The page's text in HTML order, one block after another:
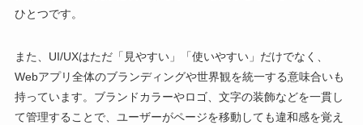
ひとつです。
また、UI/UXはただ「見やすい」「使いやすい」だけでなく、
Webアプリ全体のブランディングや世界観を統一する意味合いも
持っています。ブランドカラーやロゴ、文字の装飾などを一貫し
て管理することで、ユーザーがページを移動しても違和感を覚え